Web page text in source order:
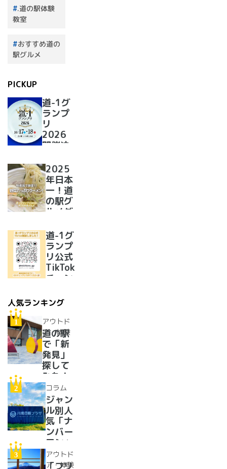
.道の駅体験
教室
おすすめ道の
駅グルメ
PICKUP
道-1グ
ランプ
リ
2026
開催決
2025
年日本
一！道
の駅グ
ルメグ
リ優勝
のラー
メンが
美味し
すぎた
道-1グ
ランプ
リ公式
TikTok
チャン
開設い
たしま
した！
人気ランキング
アウトド
ア・体験
道の駅
で「新
発見」
探して
みた！
イベン
トに巨
大グル
メ、ご
当地ス
イーツ
まで
【2024
コラム
ジャン
ル別人
気「ナ
ンバー
ワン」
道の駅
紹介。
アウトド
ア・体験
「フリ